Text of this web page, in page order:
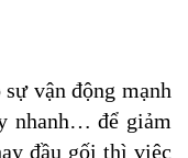
vận động mạnh
nhanh… để giảm
đầu gối thì việc